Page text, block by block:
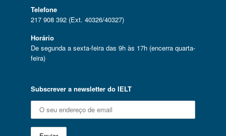
Telefone
217 908 392 (Ext. 40326/40327)
Horário
De segunda a sexta-feira das 9h às 17h (encerra quarta-
feira)
Subscrever a newsletter do IELT